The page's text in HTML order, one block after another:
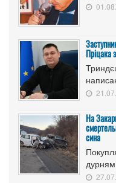
Пріцака
На
сина